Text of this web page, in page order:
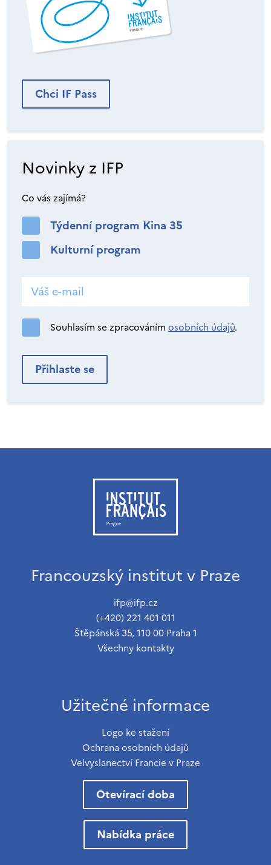
Chci IF Pass
Novinky z IFP
Co vás zajímá?
Týdenní program Kina 35
Kulturní program
Souhlasím se zpracováním osobních údajů.
Francouzský institut v Praze
ifp@ifp.cz
(+420) 221 401 011
Štěpánská 35, 110 00 Praha 1
Všechny kontakty
Užitečné informace
Logo ke stažení
Ochrana osobních údajů
Velvyslanectví Francie v Praze
Otevírací doba
Nabídka práce